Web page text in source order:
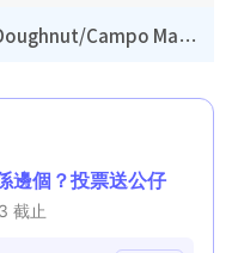
開倉優惠｜銅鑼灣時代廣場Doughnut/Campo Marzio開倉低至1折！背囊、書包、手袋劈價$200起